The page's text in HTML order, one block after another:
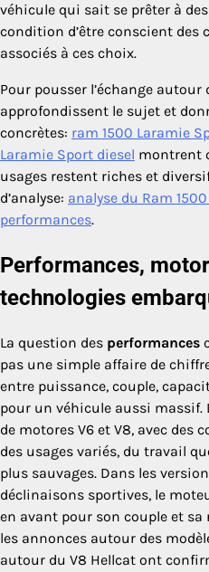
véhicule qui sait se prêter à
condition d’être conscient des
associés à ces choix.
Pour pousser l’échange
approfondissent le sujet et
concrètes: ram 1500 Laramie
Laramie Sport diesel montrent
usages restent riches et
d’analyse: analyse du Ram
performances.
Performances,
technologies
La question des performances
pas une simple affaire de
entre puissance, couple,
pour un véhicule aussi massif.
de motores V6 et V8, avec
des usages variés, du travail
plus sauvages. Dans les
déclinaisons sportives, le
en avant pour son couple et
les annonces autour des
autour du V8 Hellcat ont